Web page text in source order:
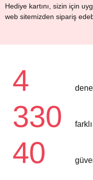
Hediye kartını, sizin için
web sitemizden sipariş
4
330
40